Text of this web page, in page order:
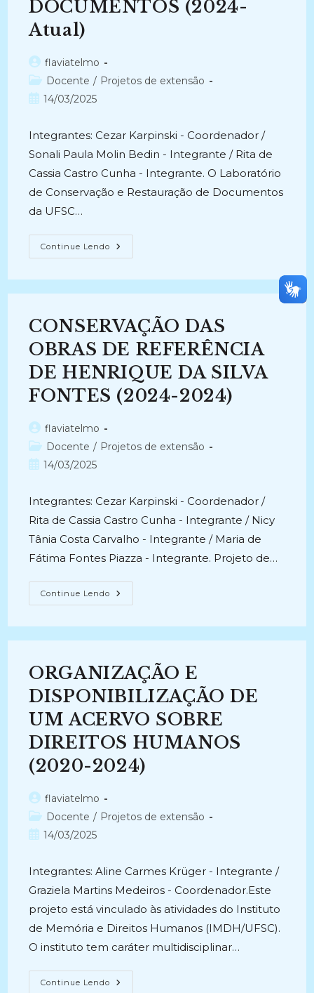
DOCUMENTOS (2024-
Atual)
Autor
do
post:
flaviatelmo
Categoria
do
Docente / Projetos de extensão
Post14/03/2025
Integrantes: Cezar Karpinski - Coordenador /
Sonali Paula Molin Bedin - Integrante / Rita de
Cassia Castro Cunha - Integrante. O Laboratório
de Conservação e Restauração de Documentos
da UFSC…
Continue Lendo SERVIÇOS
ESPECIALIZADOS
RESTAURAÇÃO
DOCUMENTOS
(2024-
Atual)
CONSERVAÇÃO DAS
OBRAS DE REFERÊNCIA
DE HENRIQUE DA SILVA
FONTES (2024-2024)
Autor
do
post:
flaviatelmo
Categoria
do
Docente / Projetos de extensão
Post14/03/2025
Integrantes: Cezar Karpinski - Coordenador /
Rita de Cassia Castro Cunha - Integrante / Nicy
Tânia Costa Carvalho - Integrante / Maria de
Fátima Fontes Piazza - Integrante. Projeto de…
Continue Lendo CONSERVAÇÃO
DAS
DE
SILVA
FONTES
(2024-
2024)
ORGANIZAÇÃO E
DISPONIBILIZAÇÃO DE
UM ACERVO SOBRE
DIREITOS HUMANOS
(2020-2024)
Autor
do
post:
flaviatelmo
Categoria
do
Docente / Projetos de extensão
Post14/03/2025
Integrantes: Aline Carmes Krüger - Integrante /
Graziela Martins Medeiros - Coordenador.Este
projeto está vinculado às atividades do Instituto
de Memória e Direitos Humanos (IMDH/UFSC).
O instituto tem caráter multidisciplinar…
Continue Lendo ORGANIZAÇÃO